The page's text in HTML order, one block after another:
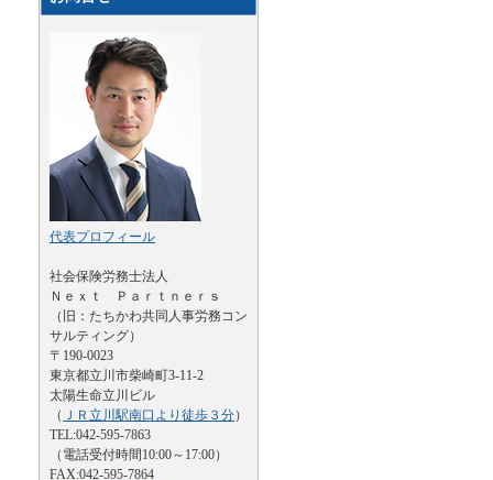
代表プロフィール
社会保険労務士法人
Ｎｅｘｔ Ｐａｒｔｎｅｒｓ
（旧：たちかわ共同人事労務コン
サルティング）
〒190-0023
東京都立川市柴崎町3-11-2
太陽生命立川ビル
（ ＪＲ立川駅南口より徒歩３分）
TEL:042-595-7863
（電話受付時間10:00～17:00）
FAX:042-595-7864